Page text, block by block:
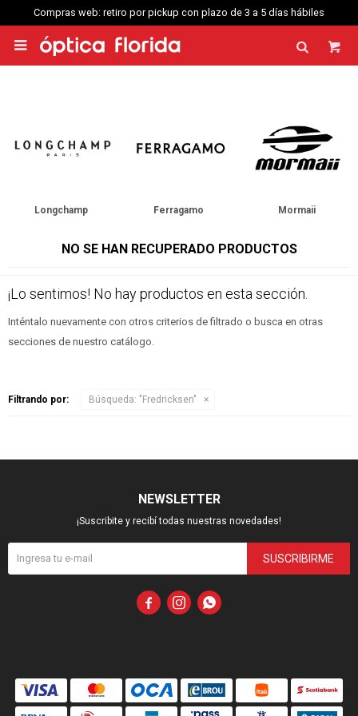
Compras web: retiro por pickup con plazo de 3 a 5 días hábiles

Longchamp Ferragamo Mormaii
NO SE HAN RECUPERADO PRODUCTOS
¡Lo sentimos! No hay productos en esta sección.
Inténtalo nuevamente con otros criterios de filtrado o busca en otras
secciones de nuestro catálogo.
Filtrando por: Búsqueda: "Fredricksen"
NEWSLETTER
¡Suscribite y recibí todas nuestras novedades!
SUSCRIBIRME
  